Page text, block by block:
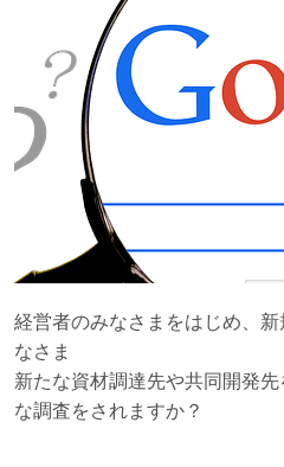
経営者のみなさまをはじめ、
なさま
新たな資材調達先や共同開発
な調査をされますか？